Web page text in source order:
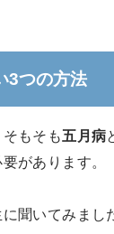
3つの方法
もそも五月病
があります。
聞いてみまし